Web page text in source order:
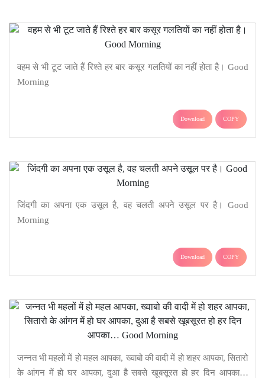
वहम से भी टूट जाते हैं रिश्ते हर बार कसूर गलतियों का नहीं होता है। Good
Morning
Download COPY
जिंदगी का अपना एक उसूल है, वह चलती अपने उसूल पर है। Good
Morning
Download COPY
जन्नत भी महलों में हो महल आपका, ख्वाबो की वादी में हो शहर आपका, सितारो
के आंगन में हो घर आपका, दुआ है सबसे खूबसूरत हो हर दिन आपका…